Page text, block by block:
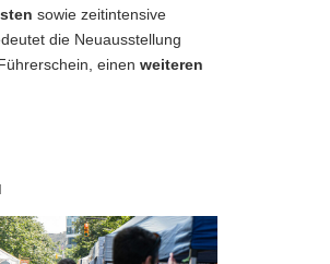
sowie zeitintensive
die Neuausstellung
einen weiteren